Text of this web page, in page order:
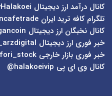
کانال درآمد ارز دیجیتال
تلگرام کافه ترید ایران
کانال نخبگان ارز دیجیتال
خبر فوری ارز دیجیتال
خبر فوری بازار خارجی
کانال وی ای پی halakoeivip@